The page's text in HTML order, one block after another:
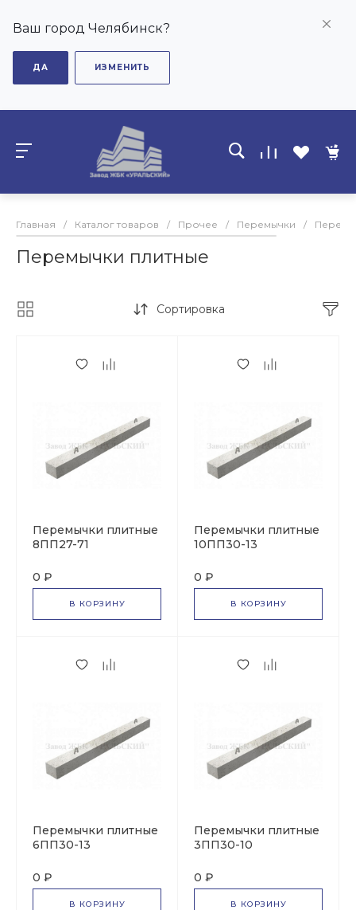
Ваш город Челябинск?
ДА ИЗМЕНИТЬ
Главная / Каталог товаров / Прочее / Перемычки /
Перемычки плитные
Сортировка
Перемычки плитные
8ПП27-71
0 ₽
В КОРЗИНУ
Перемычки плитные
10ПП30-13
0 ₽
В КОРЗИНУ
Перемычки плитные
6ПП30-13
0 ₽
В КОРЗИНУ
Перемычки плитные
3ПП30-10
0 ₽
В КОРЗИНУ